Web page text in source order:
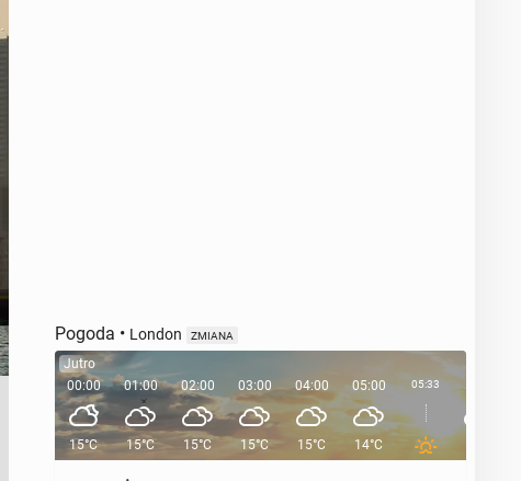
Pogoda • London ZMIANA
Jutro
00:00
15°C
01:00
15°C
02:00
15°C
03:00
15°C
04:00
15°C
05:00
14°C
05:33 06:00